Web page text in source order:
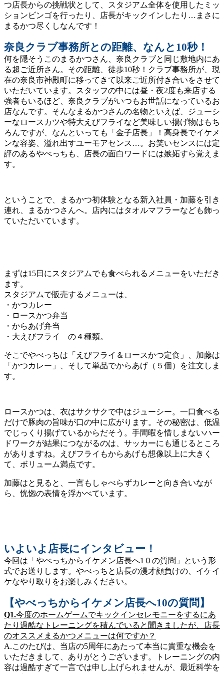
つ店長からの挑戦状として、スタジアム全体を使用したミッ
ションビンゴを行ったり、店長がキックインしたり…まさに
まるかつ尽くしなんです！
奈良クラブ事務所との距離、なんと10秒！
何を隠そうこのまるかつさん、奈良クラブと同じ敷地内にあ
る超ご近所さん。その距離、徒歩10秒！クラブ事務所が、現
在の奈良市神殿町に移ってきて以来ご近所付き合いをさせて
いただいています。スタッフの中には昼・夜2度も来店する
強者もいるほど、奈良クラブがいつもお世話になっているお
店なんです。そんなまるかつさんの名物といえば、ジューシ
ーなロースカツや特大えびフライなど美味しい揚げ物はもち
ろんですが、なんといっても「金子店長」！高身長でイケメ
ンな容姿、溢れ出すユーモアセンス…。お笑いセンスには定
評のあるやべっちも、店長の面白ワードには嫉妬すら覚えま
す。
ということで、まるかつ初体験となる新入社員・加藤を引き
連れ、まるかつさんへ。店内にはタオルマフラーなども飾っ
ていただいています。
まずは15日にスタジアムでも食べられるメニューをいただき
ます。
スタジアムで販売するメニューは、
・かつカレー
・ロースかつ弁当
・からあげ弁当
・大えびフライ の４種類。
そこでやべっちは「えびフライ＆ロースかつ定食」、加藤は
「かつカレー」、そして単品でからあげ（５個）を注文しま
す。
ロースかつは、衣はサクサクで中はジューシー。一口食べる
だけで豚肉の旨味が口の中に広がります。その秘密は、低温
でじっくり揚げているからだそう。手間暇を惜しまないハー
ドワークが結果につながるのは、サッカーにも通じるところ
がありますね。えびフライもからあげも想像以上に大きく
て、ボリューム満点です。
加藤はと見ると、一言もしゃべらずカレーと向き合いなが
ら、恍惚の表情を浮かべています。
いよいよ店長にインタビュー！
今回は「やべっちからイケメン店長へ1０の質問」という形
式でお送りします。やべっちと店長の漫才顔負けの、イケイ
ケなやり取りをお楽しみください。
【やべっちからイケメン店長へ10の質問】
Q1.今度のホームゲームでキックインセレモニーをするにあ
たり過酷なトレーニングを積んでいると聞きましたが、店長
のオススメまるかつメニューは何ですか？
A.このたびは、当店の5周年にあたって本当に貴重な機会を
いただきまして、ありがとうございます。トレーニングの内
容は過酷すぎて一言では申し上げられませんが、最近科学を